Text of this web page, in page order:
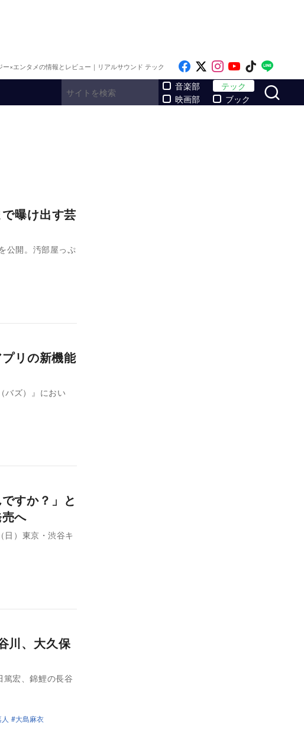
ー×エンタメの情報とレビュー｜リアルサウンド テック Like on Facebook
Follow on x
Follow on
Follow on
Follow
音楽部
映画部
テック
ブック
曝け出す芸
公開。汚部屋っぷ
リの新機能
バズ）』におい
すか？」と
へ
日）東京・渋谷キ
川、大久保
宏、錦鯉の長谷
大島麻衣